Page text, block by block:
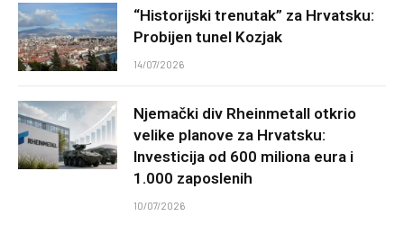
“Historijski trenutak” za Hrvatsku:
Probijen tunel Kozjak
14/07/2026
Njemački div Rheinmetall otkrio
velike planove za Hrvatsku:
Investicija od 600 miliona eura i
1.000 zaposlenih
10/07/2026